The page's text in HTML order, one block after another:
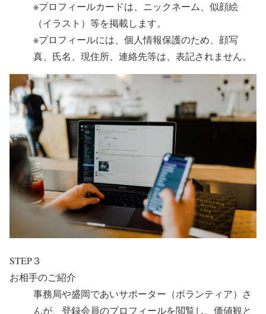
※プロフィールカードは、ニックネーム、似顔絵
（イラスト）等を掲載します。
※プロフィールには、個人情報保護のため、顔写
真、氏名、現住所、連絡先等は、表記されません。
STEP３
お相手のご紹介
事務局や盛岡であいサポーター（ボランティア）さ
んが、登録会員のプロフィールを閲覧し、価値観と